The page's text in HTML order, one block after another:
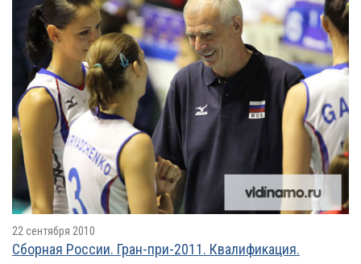
22 сентября 2010
Сборная России. Гран-при-2011. Квалификация.